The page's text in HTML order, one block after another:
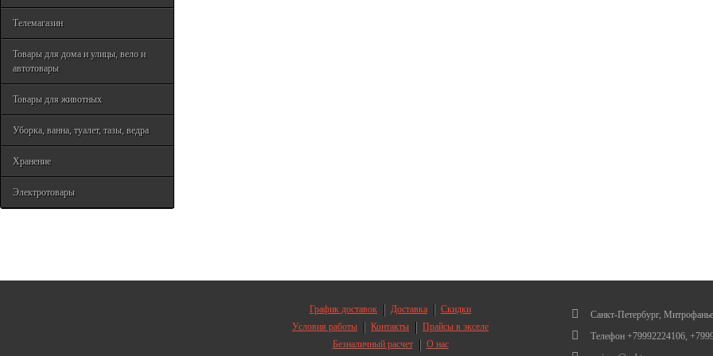
Телемагазин
Товары для дома и улицы, вело и
автотовары
Товары для животных
Уборка, ванна, туалет, тазы, ведра
Хранение
Электротовары
График доставок Доставка
Скидки
Условия работы
Контакты
Прайсы в экселе
Безналичный расчет
О нас
Санкт-Петербург,
Телефон +79992224106,